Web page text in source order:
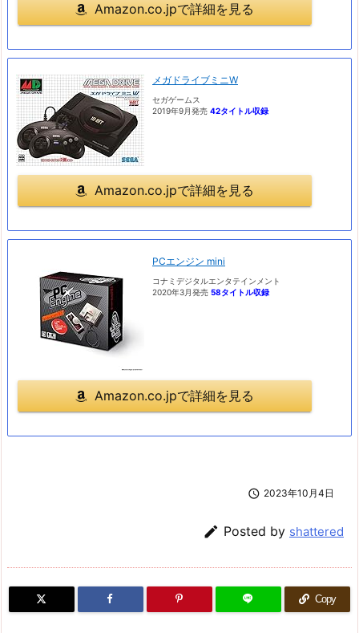
Amazon.co.jpで詳細を見る
メガドライブミニW
セガゲームス
2019年9月発売 42タイトル収録
Amazon.co.jpで詳細を見る
PCエンジン mini
コナミデジタルエンタテインメント
2020年3月発売 58タイトル収録
Amazon.co.jpで詳細を見る
 2023年10月4日
 Posted by shattered
Copy